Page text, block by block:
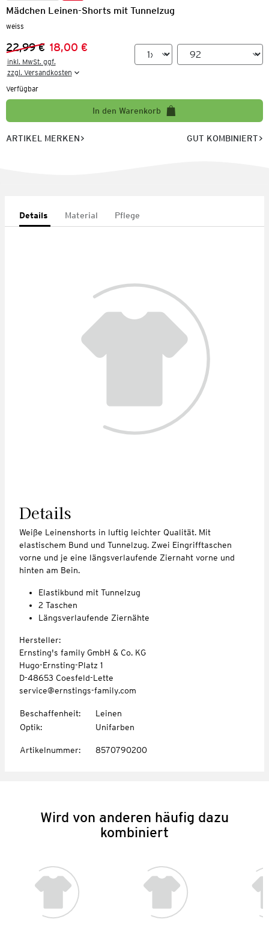
Mädchen Leinen-Shorts mit Tunnelzug
weiss
Vorheriger Preis:
22,99 €
Neuer Preis:18,00 €
inkl. MwSt. ggf.
zzgl. Versandkosten
Verfügbar
In den Warenkorb
ARTIKEL MERKEN GUT KOMBINIERT
Details Material Pflege
Details
Weiße Leinenshorts in luftig leichter Qualität. Mit
elastischem Bund und Tunnelzug. Zwei Eingrifftaschen
vorne und je eine längsverlaufende Ziernaht vorne und
hinten am Bein.
Elastikbund mit Tunnelzug
2 Taschen
Längsverlaufende Ziernähte
Hersteller:
Ernsting's family GmbH & Co. KG
Hugo-Ernsting-Platz 1
D-48653 Coesfeld-Lette
service@ernstings-family.com
Beschaffenheit:
Leinen
Optik: Unifarben
Artikelnummer: 8570790200
Wird von anderen häufig dazu
kombiniert